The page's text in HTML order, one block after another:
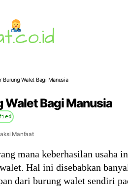
Burung Walet Bagi Manusia
Walet Bagi Manusia
Manfaat
mana keberhasilan usaha
Hal ini disebabkan
dari burung walet sendiri